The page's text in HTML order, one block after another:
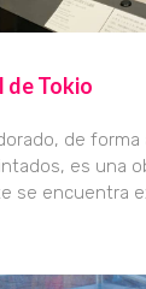
de Tokio
de
es una
se encuentra